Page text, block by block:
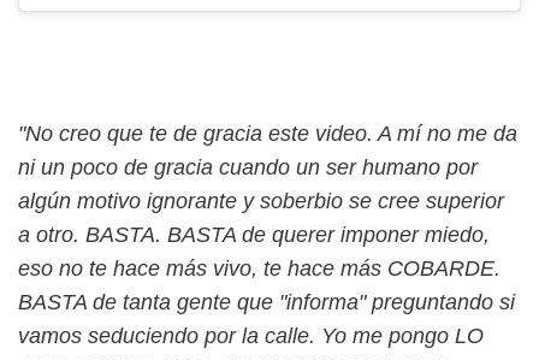
"No creo que te de gracia este video. A mí no me da
ni un poco de gracia cuando un ser humano por
algún motivo ignorante y soberbio se cree superior
a otro. BASTA. BASTA de querer imponer miedo,
eso no te hace más vivo, te hace más COBARDE.
BASTA de tanta gente que "informa" preguntando si
vamos seduciendo por la calle. Yo me pongo LO